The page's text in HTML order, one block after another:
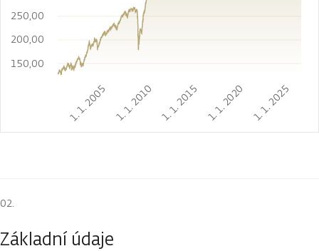
1. 1. 2005 1. 1. 2010 1. 1. 2015 1. 1. 2020 1. 1. 2025
150,00
200,00
250,00
Základní údaje